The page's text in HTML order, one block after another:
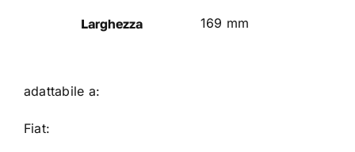
Larghezza 169 mm
adattabile a:
Fiat: